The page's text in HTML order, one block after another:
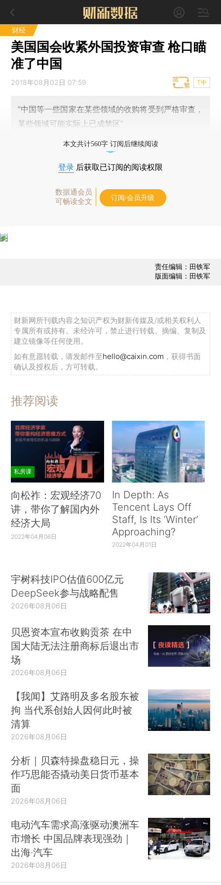
财经
美国国会收紧外国投资审查 枪口瞄
准了中国
2018年08月02日 07:59 T中
“中国等一些国家在某些领域的收购将受到严格审查，
某些领域可能实际上已成禁区”
本文共计560字 订阅后继续阅读
登录 后获取已订阅的阅读权限
数据通会员
可畅读全文
订阅/会员升级
责任编辑：田铁军
版面编辑：田铁军
财新网所刊载内容之知识产权为财新传媒及/或相关权利人
专属所有或持有。未经许可，禁止进行转载、摘编、复制及
建立镜像等任何使用。
如有意愿转载，请发邮件至hello@caixin.com ，获得书面
确认及授权后，方可转载。
推荐阅读
私房课
向松祚：宏观经济70
讲，带你了解国内外
经济大局
2022年04月06日
In Depth: As
Tencent Lays Off
Staff, Is Its ‘Winter’
Approaching?
2022年04月01日
宇树科技IPO估值600亿元
DeepSeek参与战略配售
2026年08月06日
贝恩资本宣布收购贡茶 在中
国大陆无法注册商标后退出市
场
2026年08月06日
【我闻】艾路明及多名股东被
拘 当代系创始人因何此时被
清算
2026年08月06日
分析｜贝森特操盘稳日元，操
作巧思能否撬动美日货币基本
面
2026年08月06日
电动汽车需求高涨驱动澳洲车
市增长 中国品牌表现强劲｜
出海·汽车
2026年08月06日